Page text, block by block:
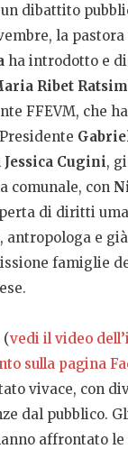
dibattito
la
ha introdotto e
Ribet
FFEVM, che
Jessica Cugini,
comunale, con
di diritti
antropologa e
famiglie
(vedi il video
sulla pagina
vivace, con
dal pubblico.
affrontato le